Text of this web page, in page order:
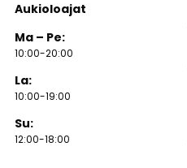
Aukioloajat
Ma – Pe:
10:00-20:00
La:
10:00-19:00
Su:
12:00-18:00